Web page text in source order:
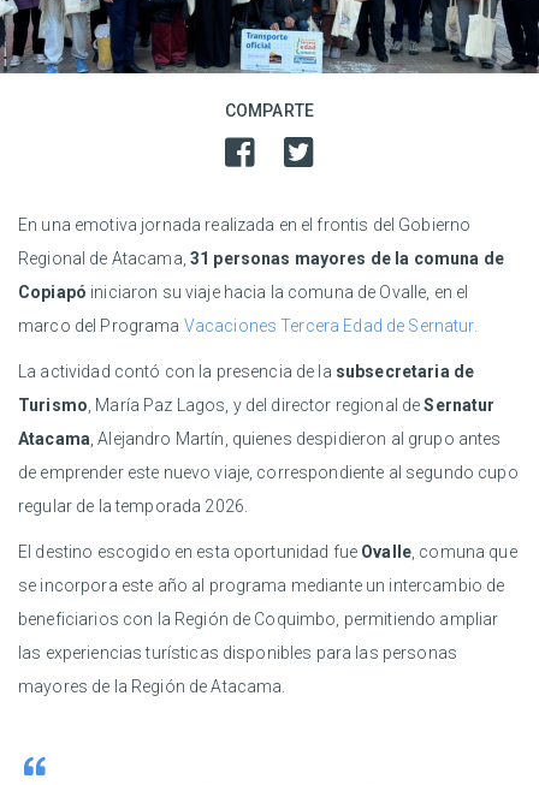
COMPARTE
En una emotiva jornada realizada en el frontis del Gobierno
Regional de Atacama, 31 personas mayores de la comuna de
Copiapó iniciaron su viaje hacia la comuna de Ovalle, en el
marco del Programa Vacaciones Tercera Edad de Sernatur.
La actividad contó con la presencia de la subsecretaria de
Turismo , María Paz Lagos, y del director regional deSernatur
Atacama , Alejandro Martín, quienes despidieron al grupo antes
de emprender este nuevo viaje, correspondiente al segundo cupo
regular de la temporada 2026.
El destino escogido en esta oportunidad fue Ovalle , comuna que
se incorpora este año al programa mediante un intercambio de
beneficiarios con la Región de Coquimbo, permitiendo ampliar
las experiencias turísticas disponibles para las personas
mayores de la Región de Atacama.